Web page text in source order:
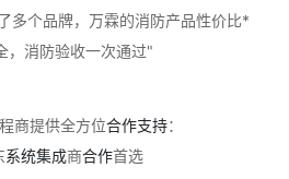
多个品牌，万霖的消防产品性价比*
，消防验收一次通过"
商提供全方位合作支持：
系统集成商合作首选